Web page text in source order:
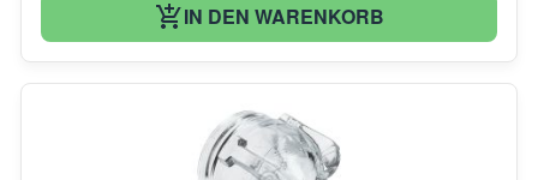
IN DEN WARENKORB